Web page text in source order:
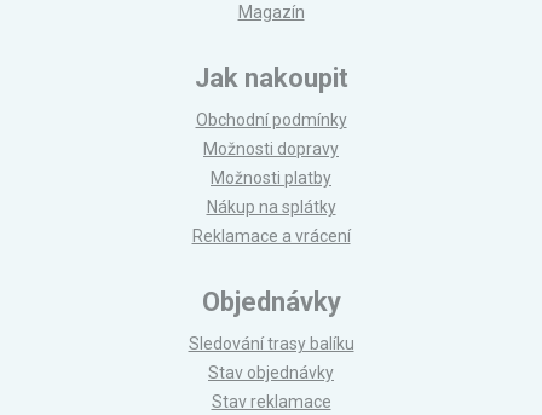
Magazín
Jak nakoupit
Obchodní podmínky
Možnosti dopravy
Možnosti platby
Nákup na splátky
Reklamace a vrácení
Objednávky
Sledování trasy balíku
Stav objednávky
Stav reklamace